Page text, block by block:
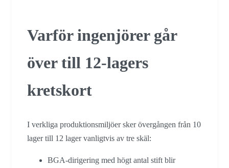
Varför ingenjörer går
över till 12-lagers
kretskort
I verkliga produktionsmiljöer sker övergången från 10
lager till 12 lager vanligtvis av tre skäl:
BGA-dirigering med högt antal stift blir